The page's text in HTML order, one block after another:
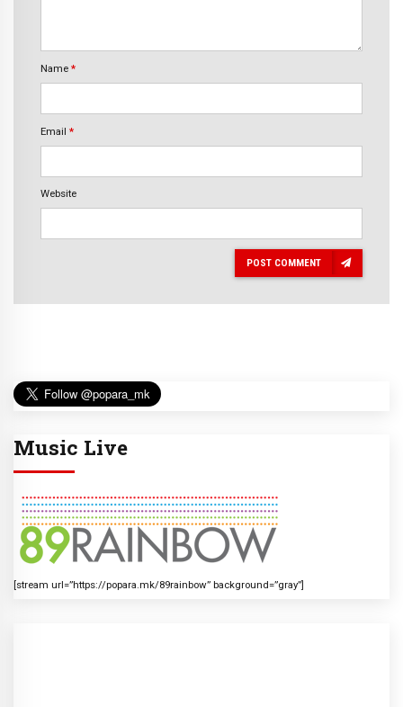
Name *
Email *
Website
POST COMMENT
Music Live
[stream url=”https://popara.mk/89rainbow” background=”gray”]